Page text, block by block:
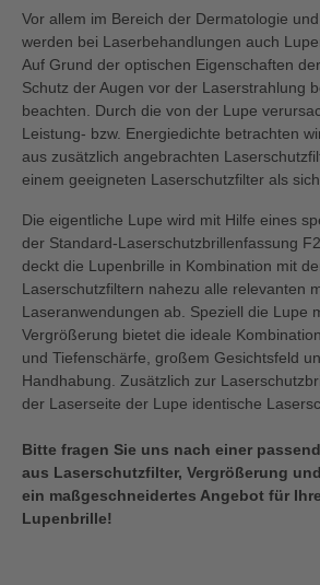
Vor allem im Bereich der Dermatologie
werden bei Laserbehandlungen auch
Auf Grund der optischen Eigenschaften
Schutz der Augen vor der Laserstrahlung
beachten. Durch die von der Lupe
Leistung- bzw. Energiedichte betrachten
aus zusätzlich angebrachten
einem geeigneten Laserschutzfilter als
Die eigentliche Lupe wird mit Hilfe eines
der Standard-Laserschutzbrillenfassung
deckt die Lupenbrille in Kombination mit
Laserschutzfiltern nahezu alle relevanten
Laseranwendungen ab. Speziell die Lupe
Vergrößerung bietet die ideale
und Tiefenschärfe, großem Gesichtsfeld
Handhabung. Zusätzlich zur
der Laserseite der Lupe identische
Bitte fragen Sie uns nach einer
aus Laserschutzfilter, Vergrößerung
ein maßgeschneidertes Angebot für
Lupenbrille!